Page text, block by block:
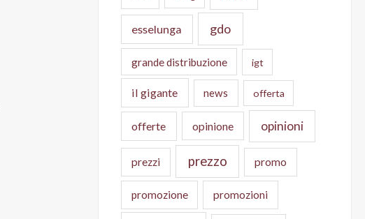
esselunga gdo
grande distribuzione igt
il gigante news offerta
offerte opinione opinioni
prezzi prezzo promo
promozione promozioni